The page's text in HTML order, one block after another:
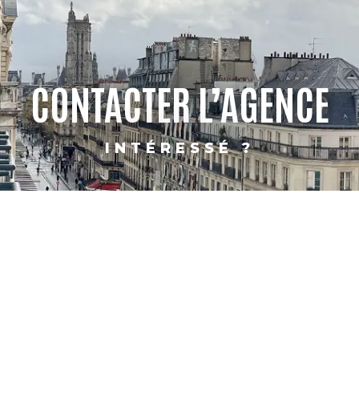
CONTACTER L’AGENCE
INTÉRESSÉ ?